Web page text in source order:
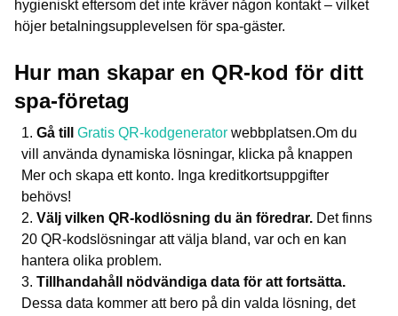
hygieniskt eftersom det inte kräver någon kontakt – vilket
höjer betalningsupplevelsen för spa-gäster.
Hur man skapar en QR-kod för ditt
spa-företag
Gå till Gratis QR-kodgenerator webbplatsen.Om du
vill använda dynamiska lösningar, klicka på knappen
Mer och skapa ett konto. Inga kreditkortsuppgifter
behövs!
Välj vilken QR-kodlösning du än föredrar. Det finns
20 QR-kodslösningar att välja bland, var och en kan
hantera olika problem.
Tillhandahåll nödvändiga data för att fortsätta.
Dessa data kommer att bero på din valda lösning, det